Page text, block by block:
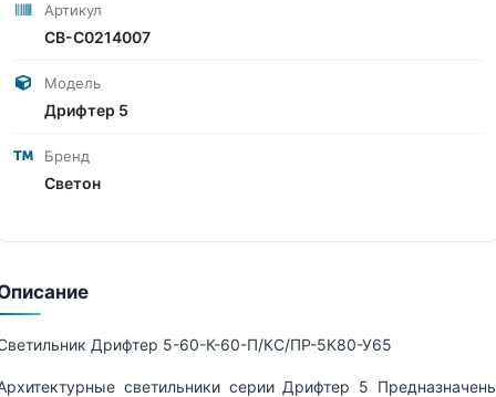
Артикул
СВ-С0214007
Модель
Дрифтер 5
Бренд
Светон
Дрифтер 5-60-К-60-П/КС/ПР-5К80-У65
светильники серии Дрифтер 5